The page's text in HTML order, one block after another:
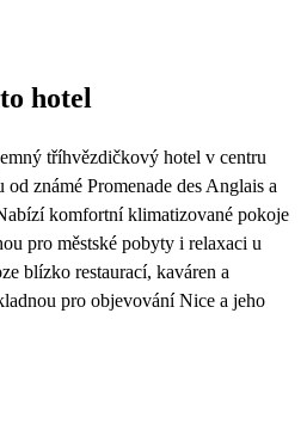
7 359
hotel
tříhvězdičkový hotel v centru
známé Promenade des Anglais a
komfortní klimatizované pokoje
pro městské pobyty i relaxaci u
blízko restaurací, kaváren a
pro objevování Nice a jeho